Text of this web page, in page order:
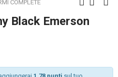
COMPLETE
Black Emerson
1.78 punti sul tuo